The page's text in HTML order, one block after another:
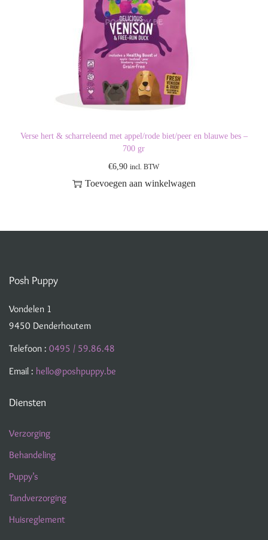
Verse hert & scharreleend met appel/rode biet/peer en blauwe bes –
700 gr
€6,90 incl. BTW
Toevoegen aan winkelwagen
Posh Puppy
Vondelen 1
9450 Denderhoutem
Telefoon : 0495 / 59.86.48
Email : hello@poshpuppy.be
Diensten
Verzorging
Behandeling
Puppy’s
Tandverzorging
Huisreglement